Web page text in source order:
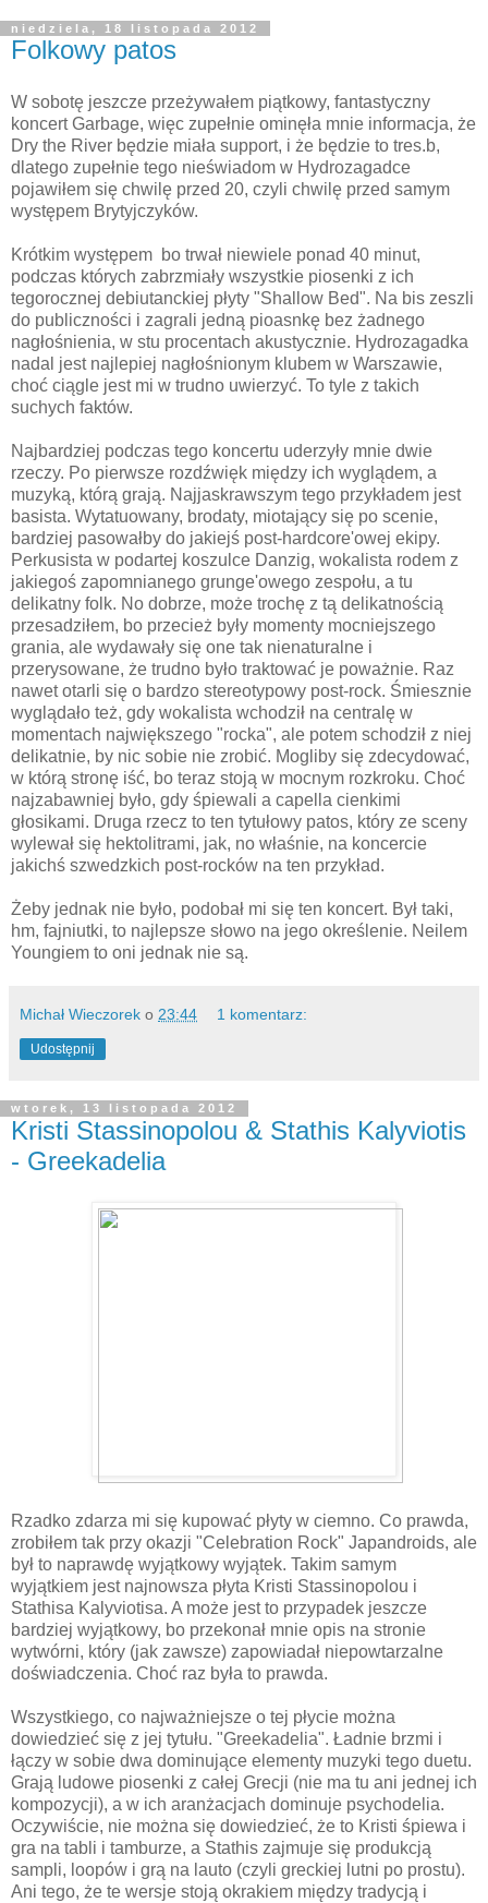
niedziela, 18 listopada 2012
Folkowy patos
W sobotę jeszcze przeżywałem piątkowy, fantastyczny
koncert Garbage, więc zupełnie ominęła mnie informacja, że
Dry the River będzie miała support, i że będzie to tres.b,
dlatego zupełnie tego nieświadom w Hydrozagadce
pojawiłem się chwilę przed 20, czyli chwilę przed samym
występem Brytyjczyków.
Krótkim występem bo trwał niewiele ponad 40 minut,
podczas których zabrzmiały wszystkie piosenki z ich
tegorocznej debiutanckiej płyty "Shallow Bed". Na bis zeszli
do publiczności i zagrali jedną pioasnkę bez żadnego
nagłośnienia, w stu procentach akustycznie. Hydrozagadka
nadal jest najlepiej nagłośnionym klubem w Warszawie,
choć ciągle jest mi w trudno uwierzyć. To tyle z takich
suchych faktów.
Najbardziej podczas tego koncertu uderzyły mnie dwie
rzeczy. Po pierwsze rozdźwięk między ich wyglądem, a
muzyką, którą grają. Najjaskrawszym tego przykładem jest
basista. Wytatuowany, brodaty, miotający się po scenie,
bardziej pasowałby do jakiejś post-hardcore'owej ekipy.
Perkusista w podartej koszulce Danzig, wokalista rodem z
jakiegoś zapomnianego grunge'owego zespołu, a tu
delikatny folk. No dobrze, może trochę z tą delikatnością
przesadziłem, bo przecież były momenty mocniejszego
grania, ale wydawały się one tak nienaturalne i
przerysowane, że trudno było traktować je poważnie. Raz
nawet otarli się o bardzo stereotypowy post-rock. Śmiesznie
wyglądało też, gdy wokalista wchodził na centralę w
momentach największego "rocka", ale potem schodził z niej
delikatnie, by nic sobie nie zrobić. Mogliby się zdecydować,
w którą stronę iść, bo teraz stoją w mocnym rozkroku. Choć
najzabawniej było, gdy śpiewali a capella cienkimi
głosikami. Druga rzecz to ten tytułowy patos, który ze sceny
wylewał się hektolitrami, jak, no właśnie, na koncercie
jakichś szwedzkich post-rocków na ten przykład.
Żeby jednak nie było, podobał mi się ten koncert. Był taki,
hm, fajniutki, to najlepsze słowo na jego określenie. Neilem
Youngiem to oni jednak nie są.
Michał Wieczorek o 23:44 1 komentarz:
Udostępnij
wtorek, 13 listopada 2012
Kristi Stassinopolou & Stathis Kalyviotis
- Greekadelia
Rzadko zdarza mi się kupować płyty w ciemno. Co prawda,
zrobiłem tak przy okazji "Celebration Rock" Japandroids, ale
był to naprawdę wyjątkowy wyjątek. Takim samym
wyjątkiem jest najnowsza płyta Kristi Stassinopolou i
Stathisa Kalyviotisa. A może jest to przypadek jeszcze
bardziej wyjątkowy, bo przekonał mnie opis na stronie
wytwórni, który (jak zawsze) zapowiadał niepowtarzalne
doświadczenia. Choć raz była to prawda.
Wszystkiego, co najważniejsze o tej płycie można
dowiedzieć się z jej tytułu. "Greekadelia". Ładnie brzmi i
łączy w sobie dwa dominujące elementy muzyki tego duetu.
Grają ludowe piosenki z całej Grecji (nie ma tu ani jednej ich
kompozycji), a w ich aranżacjach dominuje psychodelia.
Oczywiście, nie można się dowiedzieć, że to Kristi śpiewa i
gra na tabli i tamburze, a Stathis zajmuje się produkcją
sampli, loopów i grą na lauto (czyli greckiej lutni po prostu).
Ani tego, że te wersje stoją okrakiem między tradycją i